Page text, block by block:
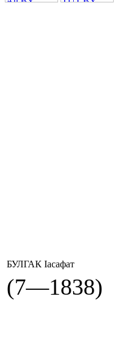
БУЛГАК Іасафат
(7—1838)